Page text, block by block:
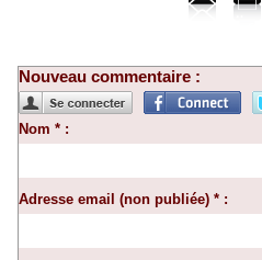
Nouveau commentaire :
Nom * :
Adresse email (non publiée) * :